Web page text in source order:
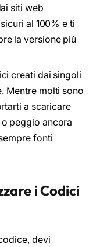
siti web
al 100% e ti
la versione più
creati dai singoli
Mentre molti sono
a scaricare
peggio ancora
fonti
i Codici
devi